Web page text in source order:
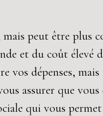
peut être plus
et du coût élevé
dépenses,
assurer que
qui vous